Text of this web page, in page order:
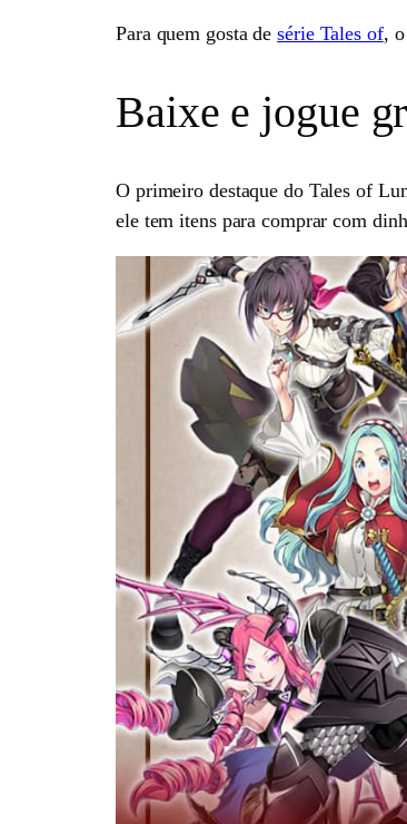
Para quem gosta desérie Tales of, o
Baixe e jogue
O primeiro destaque do Tales of
ele tem itens para comprar com